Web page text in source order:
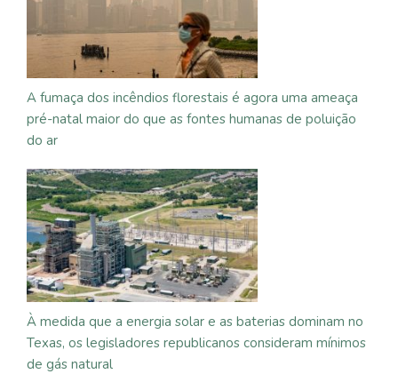
A fumaça dos incêndios florestais é agora uma ameaça
pré-natal maior do que as fontes humanas de poluição
do ar
À medida que a energia solar e as baterias dominam no
Texas, os legisladores republicanos consideram mínimos
de gás natural